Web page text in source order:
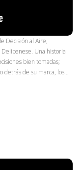
Decisión al Aire,
Una historia
bien tomadas;
detrás de su marca, los…